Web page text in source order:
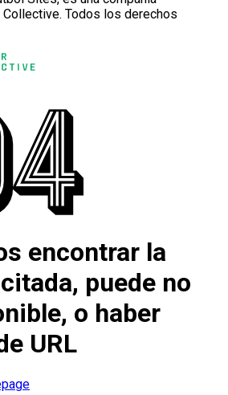
Todos los derechos
encontrar la
puede no
o haber
URL